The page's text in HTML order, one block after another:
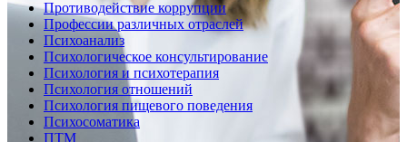
Противодействие коррупции
Профессии различных отраслей
Психоанализ
Психологическое консультирование
Психология и психотерапия
Психология отношений
Психология пищевого поведения
Психосоматика
ПТМ